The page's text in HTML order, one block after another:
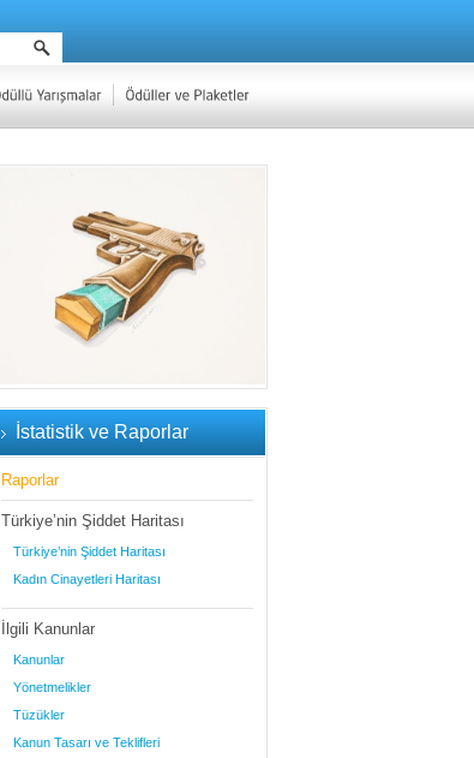
İstatistik ve Raporlar
Raporlar
Türkiye’nin Şiddet Haritası
Türkiye’nin Şiddet Haritası
Kadın Cinayetleri Haritası
İlgili Kanunlar
Kanunlar
Yönetmelikler
Tüzükler
Kanun Tasarı ve Teklifleri